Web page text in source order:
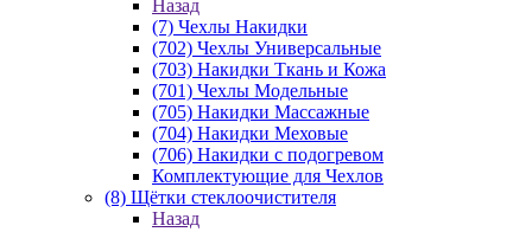
Назад
(7) Чехлы Накидки
(702) Чехлы Универсальные
(703) Накидки Ткань и Кожа
(701) Чехлы Модельные
(705) Накидки Массажные
(704) Накидки Меховые
(706) Накидки с подогревом
Комплектующие для Чехлов
(8) Щётки стеклоочистителя
Назад